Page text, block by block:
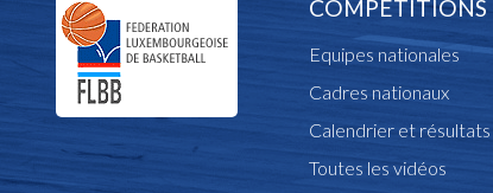
COMPÉTITIONS
Equipes nationales
Cadres nationaux
Calendrier et résultats
Toutes les vidéos